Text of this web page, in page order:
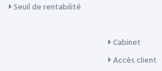
Seuil de rentabilité
Cabinet
Accès client